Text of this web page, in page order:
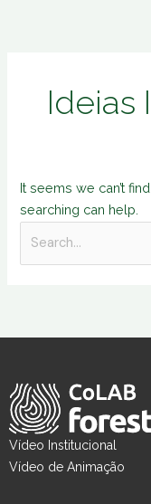
Ideias
It seems we can’t
searching can help.
Vídeo Institucional
Vídeo de Animação